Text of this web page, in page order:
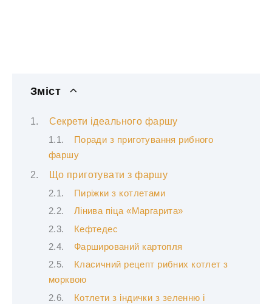
Зміст
Секрети ідеального фаршу
Поради з приготування рибного
фаршу
Що приготувати з фаршу
Пиріжки з котлетами
Лінива піца «Маргарита»
Кефтедес
Фарширований картопля
Класичний рецепт рибних котлет з
морквою
Котлети з індички з зеленню і